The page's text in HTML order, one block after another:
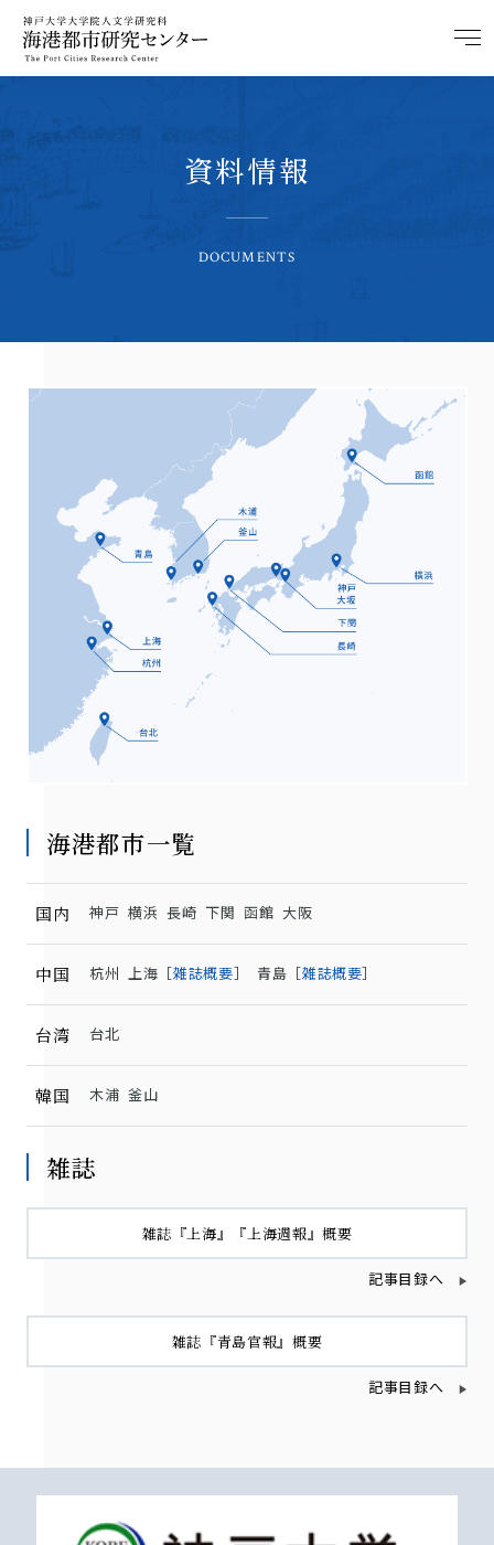
資料情報
DOCUMENTS
海港都市一覧
国内 神戸 横浜 長崎 下関 函館 大阪
中国 杭州 上海［雑誌概要］ 青島［雑誌概要］
台湾 台北
韓国 木浦 釜山
雑誌
雑誌『上海』『上海週報』概要
記事目録へ
雑誌『青島官報』概要
記事目録へ